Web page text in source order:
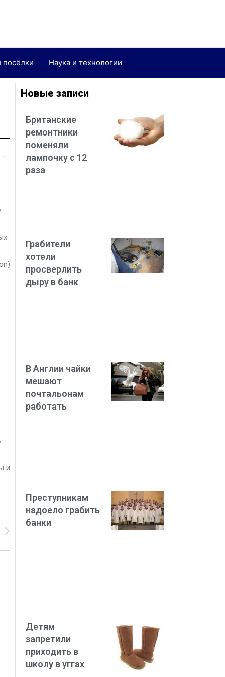
посёлки Наука и технологии
–
и
Новые записи
Британские
ремонтники
поменяли
лампочку с 12
раза
Грабители
хотели
просверлить
дыру в банк
В Англии чайки
мешают
почтальонам
работать
Преступникам
надоело грабить
банки
Детям
запретили
приходить в
школу в уггах